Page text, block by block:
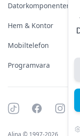
Datorkomponenter
Hem & Kontor
Mobiltelefon
Programvara
Tiktok Facebook
Alina © 1997-2026